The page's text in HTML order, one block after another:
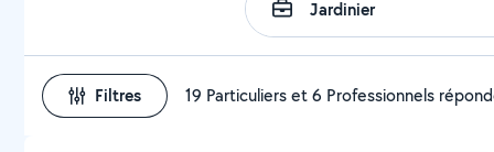
Filtres 19 Particuliers et 6 Professionnels